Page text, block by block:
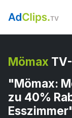
Mömax
"Mömax:
zu 40%